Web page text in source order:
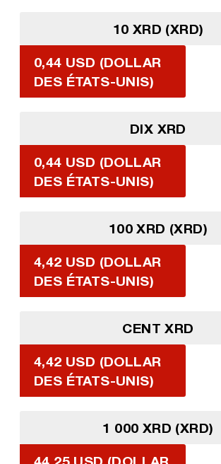
10 XRD (XRD)
0,44 USD (DOLLAR
DES ÉTATS-UNIS)
DIX XRD
0,44 USD (DOLLAR
DES ÉTATS-UNIS)
100 XRD (XRD)
4,42 USD (DOLLAR
DES ÉTATS-UNIS)
CENT XRD
4,42 USD (DOLLAR
DES ÉTATS-UNIS)
1 000 XRD (XRD)
44,25 USD (DOLLAR